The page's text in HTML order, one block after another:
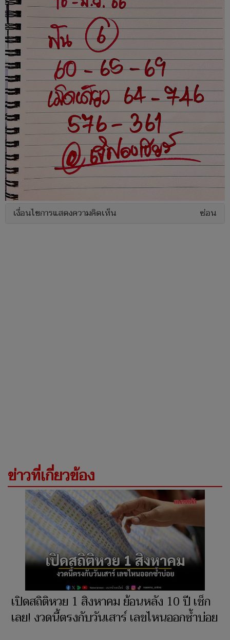
เงื่อนไขการแสดงความคิดเห็น ซ่อน
ข่าวที่เกี่ยวข้อง
เปิดสถิติหวย 1 สิงหาคม ย้อนหลัง 10 ปี เช็ก
เลย! งวดนี้ตรงกับวันเสาร์ เลขไหนออกซ้ำบ่อย